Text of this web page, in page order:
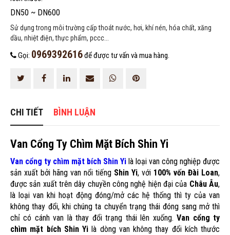
DN50 ~ DN600
Sử dụng trong môi trường cấp thoát nước, hơi, khí nén, hóa chất, xăng
dầu, nhiệt điện, thực phẩm, pccc...
Gọi: 0969392616để được tư vấn và mua hàng.
CHI TIẾT BÌNH LUẬN
Van Cổng Ty Chìm Mặt Bích Shin Yi
Van cổng ty chìm mặt bích Shin Yi là loại van công nghiệp được
sản xuất bởi hãng van nổi tiếng Shin Yi, với 100% vốn Đài Loan,
được sản xuất trên dây chuyền công nghệ hiện đại của Châu Âu,
là loại van khi hoạt động đóng/mở các hệ thống thì ty của van
không thay đổi, khi chúng ta chuyển trạng thái đóng sang mở thì
chỉ có cánh van là thay đổi trạng thái lên xuống.Van cổng ty
chìm mặt bích Shin Yi là dòng van không thay đổi kích thước
HOÀN THÀNH
Đăng ký tư vấn trực tiếp 24/7: 0969392616